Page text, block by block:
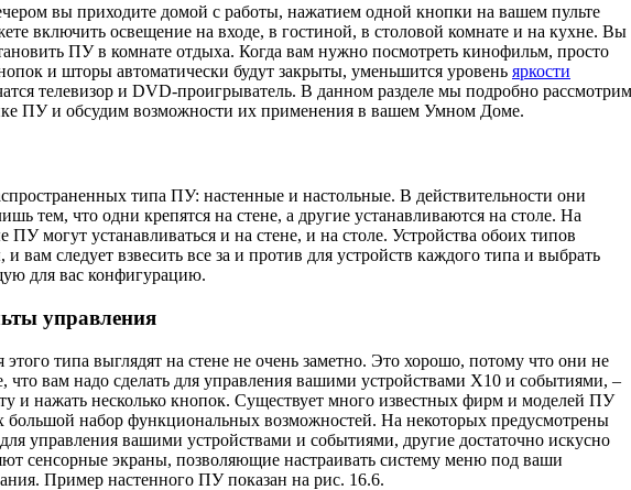
вы приходите домой с работы, нажатием одной кнопки на вашем пульте
включить освещение на входе, в гостиной, в столовой комнате и на кухне. Вы
ПУ в комнате отдыха. Когда вам нужно посмотреть кинофильм, просто
и шторы авто­матически будут закрыты, уменьшится уровень яркости
телеви­зор и DVD-проигрыватель. В данном разделе мы подробно рассмотрим
ПУ и обсудим возможности их применения в вашем Умном Доме.
типа ПУ: настенные и настольные. В действи­тельности они
тем, что одни крепятся на стене, а другие уста­навливаются на столе. На
ПУ могут устанавливаться и на стене, и на столе. Устройства обоих типов
и вам следует взвесить все за и против для устройств каждого типа и выбрать
для вас конфигурацию.
управления
типа выглядят на стене не очень заметно. Это хорошо, потому что они не
что вам надо сделать для управления вашими устройствами Х10 и событиями, –
и нажать несколько кнопок. Существует много известных фирм и моделей ПУ
набор функциональных возможностей. На некоторых предусмотрены
управления вашими устройствами и событиями, другие достаточно искусно
сенсорные экраны, позволяющие настраивать систему меню под ваши
Пример настенного ПУ показан на рис. 16.6.